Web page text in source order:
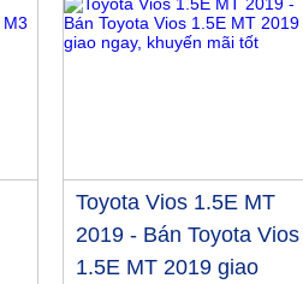
Toyota Vios 1.5E MT
2019 - Bán Toyota Vios
1.5E MT 2019 giao